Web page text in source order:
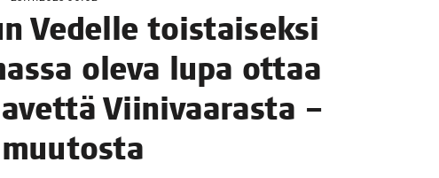
Vedel­le tois­tai­sek­si
ole­va lupa ottaa
Vii­ni­vaa­ras­ta –